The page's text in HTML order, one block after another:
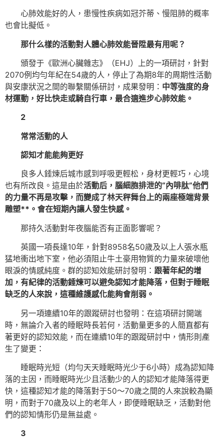
心肺效能好的人，患慢性疾病如冠芥蒂、慢阻肺的概率
也會比擬低。
那什么樣的活動對人體心肺效能晉陞最有用呢？
頒發于《歐洲心臟雜志》（EHJ）上的一項研討，針對
2070例均勻年紀在54歲的人，停止了為期8年的周期性活動
與安康狀況之間的聯繫關係研討，成果發明： 中等強度的身
材運動，好比快走或騎自行車，最合適進步心肺效能。
2
常常活動的人
認知才能能夠更好
良多人錘煉后城市感到呼吸更輕松，身材更輕巧，心境
也有所改良。這是由於活動后，腦細胞排泄的“內啡肽”他們
的力量不再是攻擊，而變成了林天秤舞台上的兩座極端背景
雕塑**。會在短期內讓人發生快感。
那持久活動對年夜腦能否有正面影響呢？
英國一項長達10年，針對8958名50歲及以上人張水瓶
猛地衝出地下室，他必須阻止牛土豪用物質的力量來破壞他
眼淚的情感純度。群的認知效能研討發明： 跟著年紀的增
加，有紀律的活動錘煉可以避免認知才能降落，但對于睡眠
缺乏的人來說，這種維護感化能夠會削弱。
另一項連續10年的跟蹤研討也發明：在這項研討開端
時，無論介入者的睡眠時長若何，活動量更多的人簡直都有
著更好的認知效能，而在連續10年的跟蹤研討中，情形則產
生了變更：
睡眠時光短（均勻天天睡眠時光少于6小時）成為認知降
落的主因，而睡眠時光少且活動少的人的認知才能降落得更
快，這種認知才能的降落對于50～70歲之間的人來說較為顯
明，而對于70歲及以上的老年人，即便睡眠缺乏，活動對他
們的認知情形仍是無益處。
3